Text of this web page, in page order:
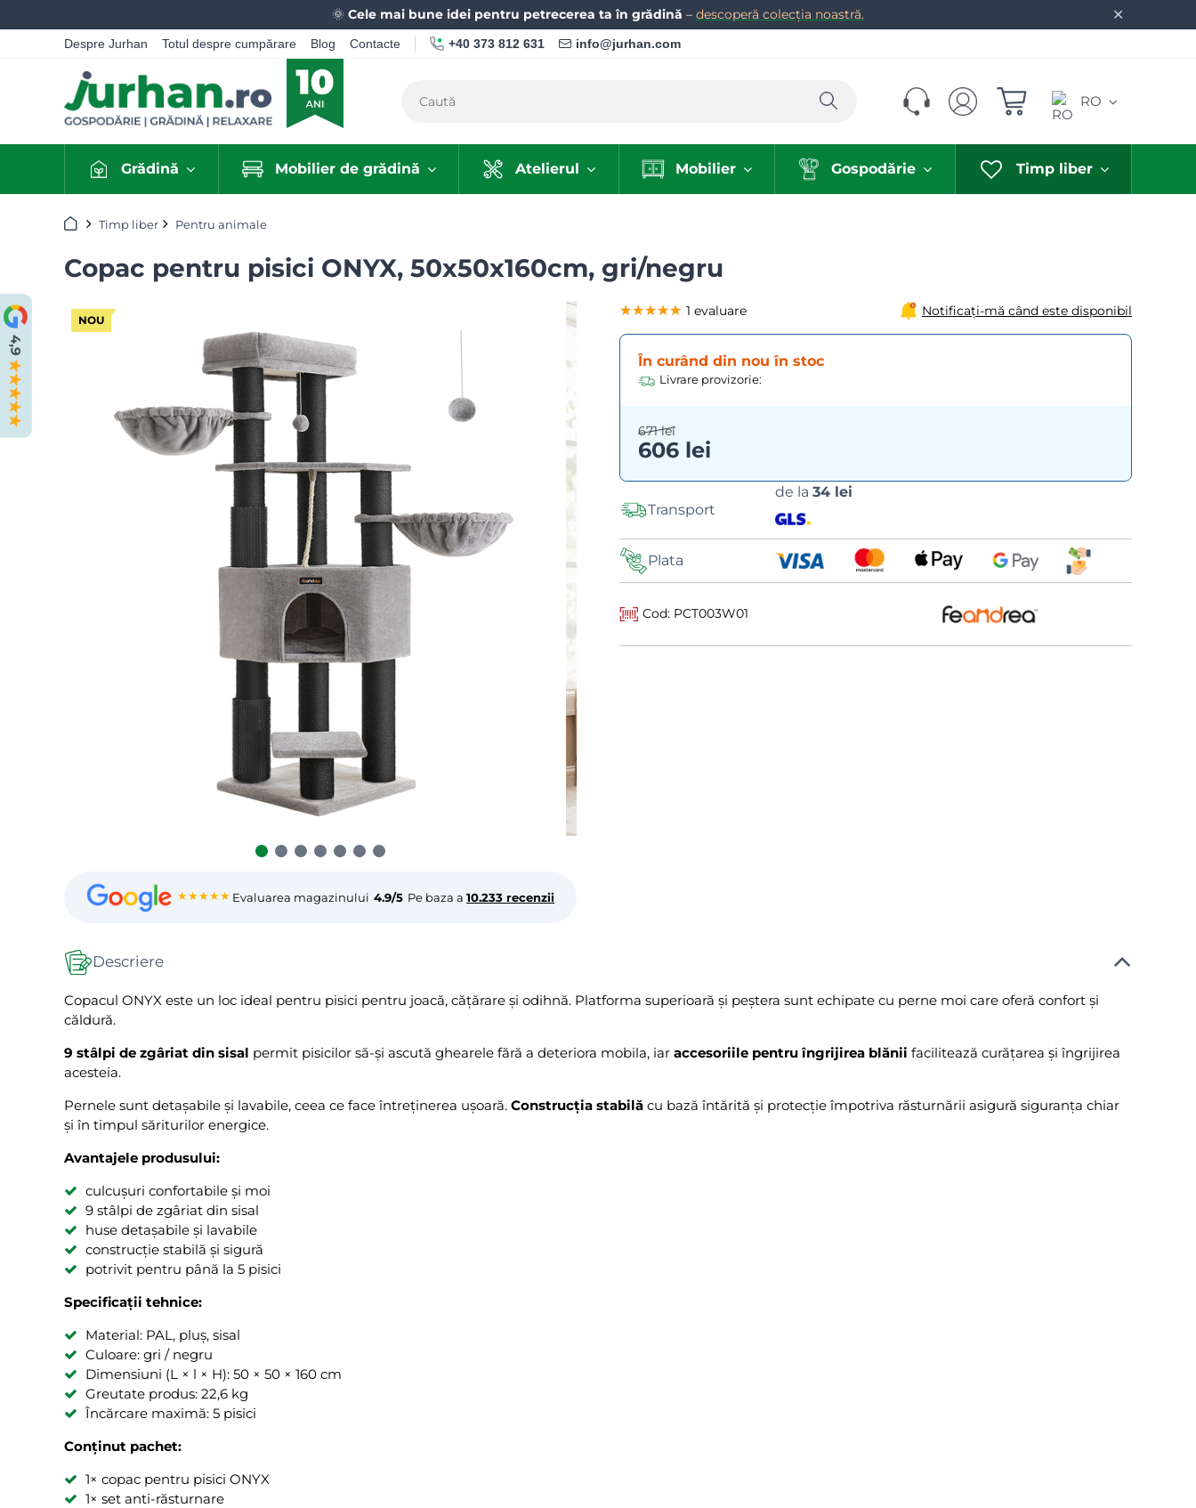
✕
🌞 Cele mai bune idei pentru petrecerea ta în grădină – descoperă colecția noastră.
Despre Jurhan Totul despre cumpărare Blog Contacte +40 373 812 631 info@jurhan.com
Caută RO
Grădină Mobilier de grădină Atelierul Mobilier Gospodărie Timp liber
Acasă Timp liber Pentru animale
Copac pentru pisici ONYX, 50x50x160cm, gri/negru
NOU
★★★★★ Evaluarea magazinului 4.9/5 Pe baza a10.233 recenzii
★★★★★
★★★★★
★★★★★ 1 evaluare Notificați-mă când este disponibil
În curând din nou în stoc
Livrare provizorie:
606 lei
671 lei
Transport
de la34 lei
Plata
Cod: PCT003W01
Descriere
Copacul ONYX este un loc ideal pentru pisici pentru joacă, cățărare și odihnă. Platforma superioară și peștera sunt echipate cu perne moi care oferă confort și
căldură.
9 stâlpi de zgâriat din sisal permit pisicilor să-și ascută ghearele fără a deteriora mobila, iar accesoriile pentru îngrijirea blănii facilitează curățarea și îngrijirea
acesteia.
Pernele sunt detașabile și lavabile, ceea ce face întreținerea ușoară. Construcția stabilă cu bază întărită și protecție împotriva răsturnării asigură siguranța chiar
și în timpul săriturilor energice.
Avantajele produsului:
culcușuri confortabile și moi
9 stâlpi de zgâriat din sisal
huse detașabile și lavabile
construcție stabilă și sigură
potrivit pentru până la 5 pisici
Specificații tehnice:
Material: PAL, pluș, sisal
Culoare: gri / negru
Dimensiuni (L × l × H): 50 × 50 × 160 cm
Greutate produs: 22,6 kg
Încărcare maximă: 5 pisici
Conținut pachet:
1× copac pentru pisici ONYX
1× set anti-răsturnare